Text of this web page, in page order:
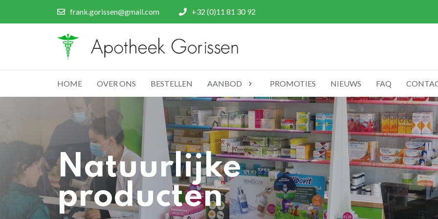
frank.gorissen@gmail.com +32 (0)11 81 30 92
HOME OVER ONS BESTELLEN AANBOD PROMOTIES NIEUWS FAQ
Natuurlijke
producten